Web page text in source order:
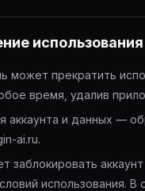
использования
может прекратить
время, удалив
аккаунта и данных —
ai.ru.
заблокировать
использования. В